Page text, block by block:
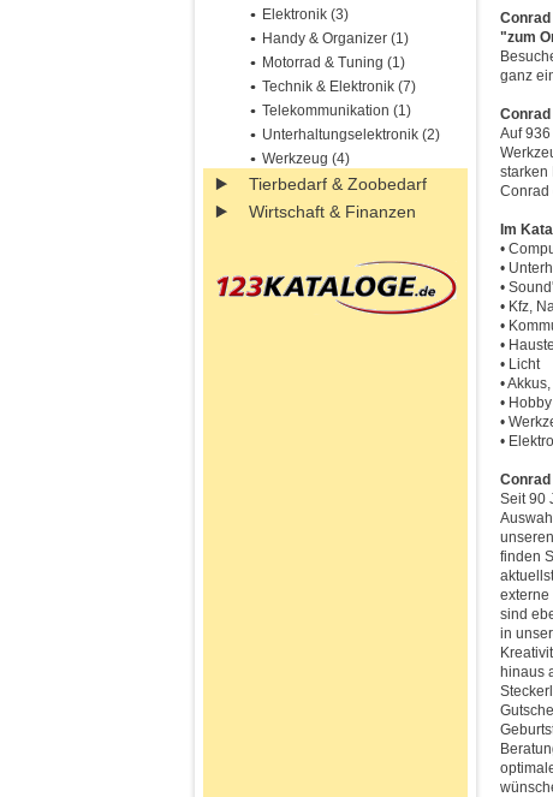
Elektronik (3)
Handy & Organizer (1)
Motorrad & Tuning (1)
Technik & Elektronik (7)
Telekommunikation (1)
Unterhaltungselektronik (2)
Werkzeug (4)
Tierbedarf & Zoobedarf
Wirtschaft & Finanzen
"zum
ganz
Auf
starken
Conrad
Im
•
•
•
• Kfz,
•
•
• Licht
•
• Hobby
•
•
Seit 90
finden
externe
sind
in
hinaus